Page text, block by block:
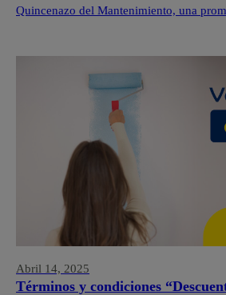
Quincenazo del Mantenimiento, una
Abril 14, 2025
Términos y condiciones